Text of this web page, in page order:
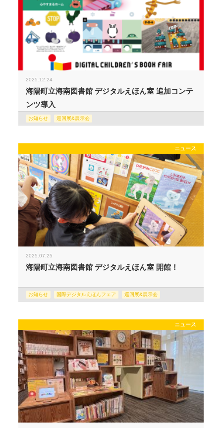
2025.12.24
海陽町立海南図書館 デジタルえほん室 追加コンテ
ンツ導入
お知らせ 巡回展&展示会
ニュース
2025.07.25
海陽町立海南図書館 デジタルえほん室 開館！
お知らせ 国際デジタルえほんフェア 巡回展&展示会
ニュース